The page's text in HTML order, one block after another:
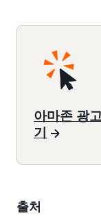
아마존 광
기
출처